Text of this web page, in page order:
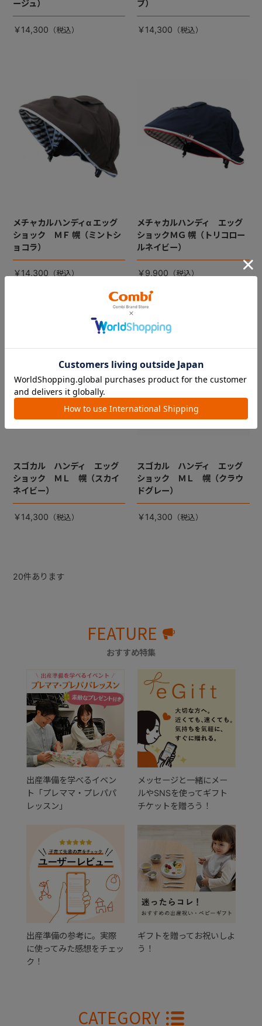
ージュ）
￥14,300
ブ）
￥14,300
メチャカルハンディα エッグ
ショック ＭＦ 幌（ミントシ
ョコラ）
￥14,300
メチャカルハンディ エッグ
ショックＭＧ 幌（トリコロー
ルネイビー）
￥9,900
スゴカル ハンディ エッグ
ショック ＭＬ 幌（スカイ
ネイビー）
￥14,300
スゴカル ハンディ エッグ
ショック ＭＬ 幌（クラウ
ドグレー）
￥14,300
20件あります
FEATURE
おすすめ特集
出産準備を学べるイベン
ト「プレママ・プレパパ
レッスン」
メッセージと一緒にメー
ルやSNSを使ってギフト
チケットを贈ろう！
出産準備の参考に。実際
に使ってみた感想をチェッ
ク！
ギフトを贈ってお祝いしよ
う！
CATEGORY